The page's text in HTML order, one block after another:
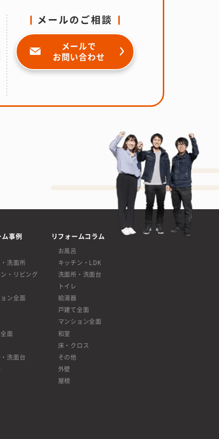
メールのご相談
メールで
お問い合わせ
ム事例
洗面所
・リビング
ン全面
面
洗面台
リフォームコラム
お風呂
キッチン・LDK
洗面所・洗面台
トイレ
給湯器
戸建て全面
マンション全面
和室
床・クロス
その他
外壁
屋根